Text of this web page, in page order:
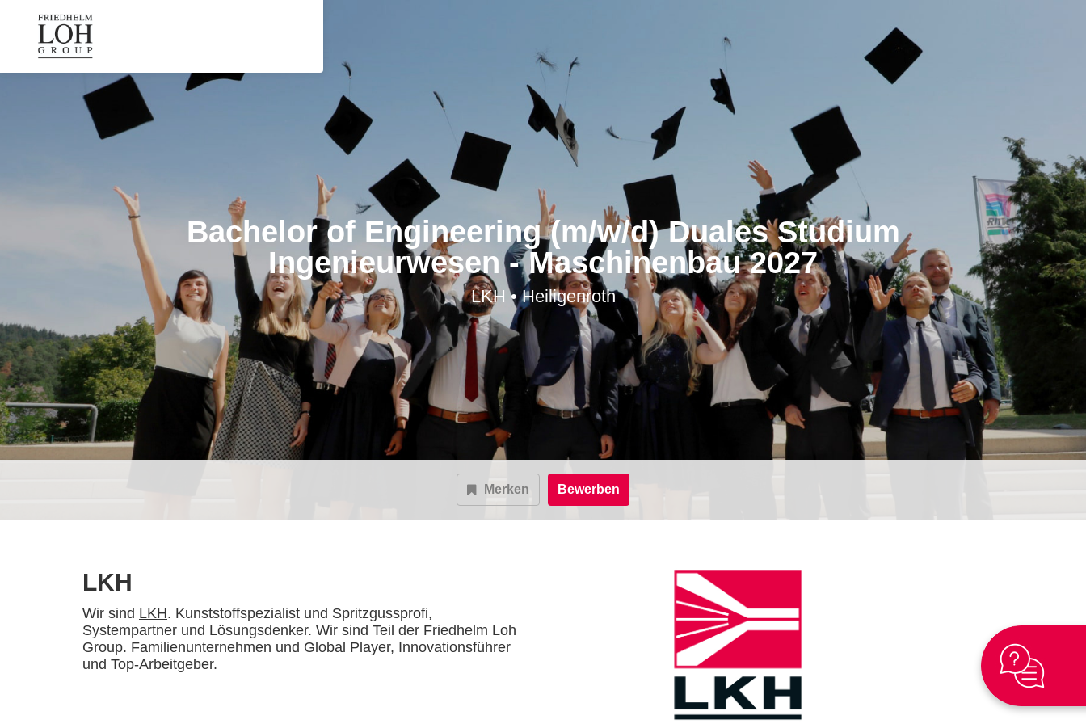
Bachelor of Engineering (m/w/d) Duales Studium
Ingenieurwesen - Maschinenbau 2027
LKH • Heiligenroth
Merken Bewerben
LKH
Wir sind LKH. Kunststoffspezialist und Spritzgussprofi,
Systempartner und Lösungsdenker. Wir sind Teil der Friedhelm Loh
Group. Familienunternehmen und Global Player, Innovationsführer
und Top-Arbeitgeber.